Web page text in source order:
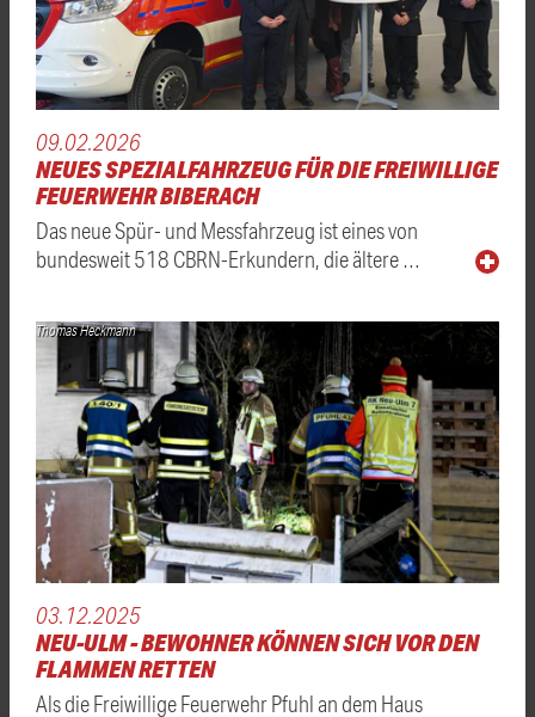
09.02.2026
NEUES SPEZIALFAHRZEUG FÜR DIE FREIWILLIGE
FEUERWEHR BIBERACH
Das neue Spür- und Messfahrzeug ist eines von
bundesweit 518 CBRN-Erkundern, die ältere …
Thomas Heckmann
03.12.2025
NEU-ULM - BEWOHNER KÖNNEN SICH VOR DEN
FLAMMEN RETTEN
Als die Freiwillige Feuerwehr Pfuhl an dem Haus